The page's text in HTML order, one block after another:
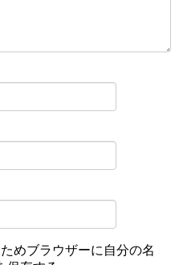
めブラウザーに自分の名